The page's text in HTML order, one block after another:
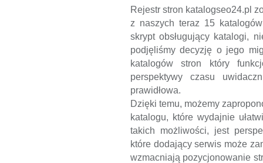
Rejestr stron katalogseo24.pl
z naszych teraz 15
skrypt obsługujący katalogi,
podjęliśmy decyzję o jego
katalogów stron który
perspektywy czasu
prawidłowa.
Dzięki temu, możemy
katalogu, które wydajnie
takich możliwości, jest
które dodający serwis może
wzmacniają pozycjonowanie